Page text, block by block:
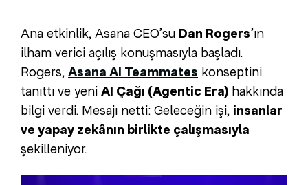
Ana etkinlik, Asana CEO’su Dan Rogers’ın
ilham verici açılış konuşmasıyla başladı.
Rogers, Asana AI Teammates konseptini
tanıttı ve yeni AI Çağı (Agentic Era) hakkında
bilgi verdi. Mesajı netti: Geleceğin işi, insanlar
ve yapay zekânın birlikte çalışmasıyla
şekilleniyor.